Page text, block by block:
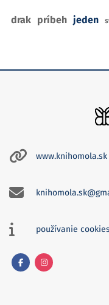
drak príbeh jeden
www.knihomola.sk
používanie cookies